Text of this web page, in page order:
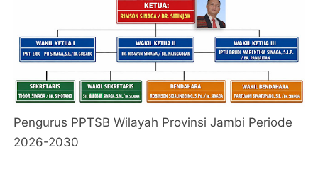
Pengurus PPTSB Wilayah Provinsi Jambi Periode
2026-2030